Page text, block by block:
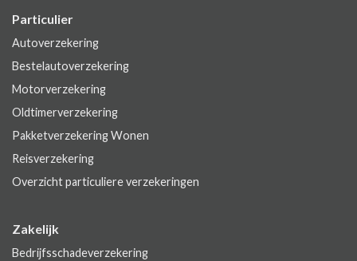
Particulier
Autoverzekering
Bestelautoverzekering
Motorverzekering
Oldtimerverzekering
Pakketverzekering Wonen
Reisverzekering
Overzicht particuliere verzekeringen
Zakelijk
Bedrijfsschadeverzekering